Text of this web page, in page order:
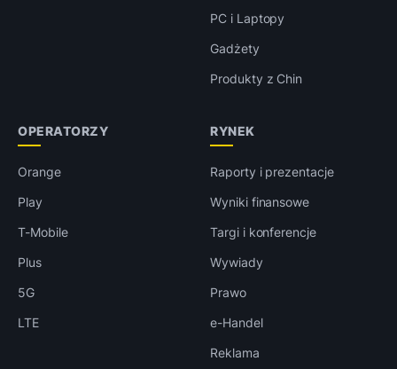
PC i Laptopy
Gadżety
Produkty z Chin
OPERATORZY
Orange
Play
T-Mobile
Plus
5G
LTE
RYNEK
Raporty i prezentacje
Wyniki finansowe
Targi i konferencje
Wywiady
Prawo
e-Handel
Reklama